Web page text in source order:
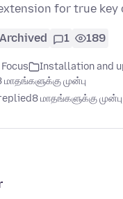
for true key
Archived 1 189
Installation and
முன்பு
8 மாதங்களுக்கு முன்பு